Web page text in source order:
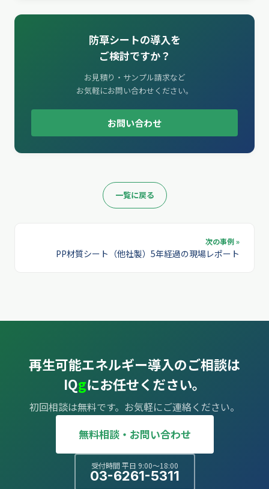
防草シートの導入を
ご検討ですか？
お見積り・サンプル請求など
お気軽にお問い合わせください。
お問い合わせ
一覧に戻る
次の事例 »
PP材質シート（他社製）5年経過の現場レポート
再生可能エネルギー導入のご相談は
IQgにお任せください。
初回相談は無料です。お気軽にご連絡ください。
無料相談・お問い合わせ
受付時間 平日 9:00〜18:00
03-6261-5311